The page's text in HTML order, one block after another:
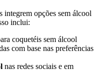
integrem opções sem álcool
inclui:
coquetéis sem álcool
com base nas preferências
nas redes sociais e em